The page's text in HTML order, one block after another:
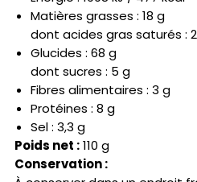
Matières grasses : 18 g
dont acides gras saturés :
Glucides : 68 g
dont sucres : 5 g
Fibres alimentaires : 3 g
Protéines : 8 g
Sel : 3,3 g
Poids net :110 g
Conservation :